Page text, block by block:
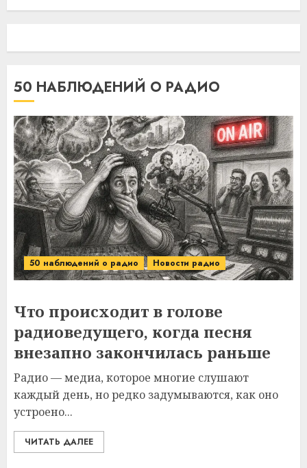
50 НАБЛЮДЕНИЙ О РАДИО
50 наблюдений о радио Новости радио
Что происходит в голове
радиоведущего, когда песня
внезапно закончилась раньше
Радио — медиа, которое многие слушают
каждый день, но редко задумываются, как оно
устроено...
ЧИТАТЬ ДАЛЕЕ